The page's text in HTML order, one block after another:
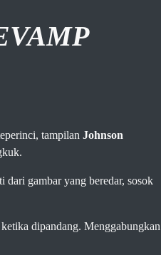
tampilan Johnson
gambar yang beredar, sosok
dipandang. Menggabungkan